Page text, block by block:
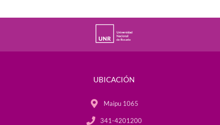
UBICACIÓN
Maipu 1065
341-4201200